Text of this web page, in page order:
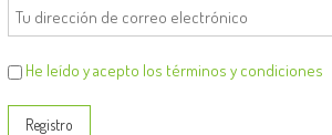
He leído y acepto los términos y condiciones